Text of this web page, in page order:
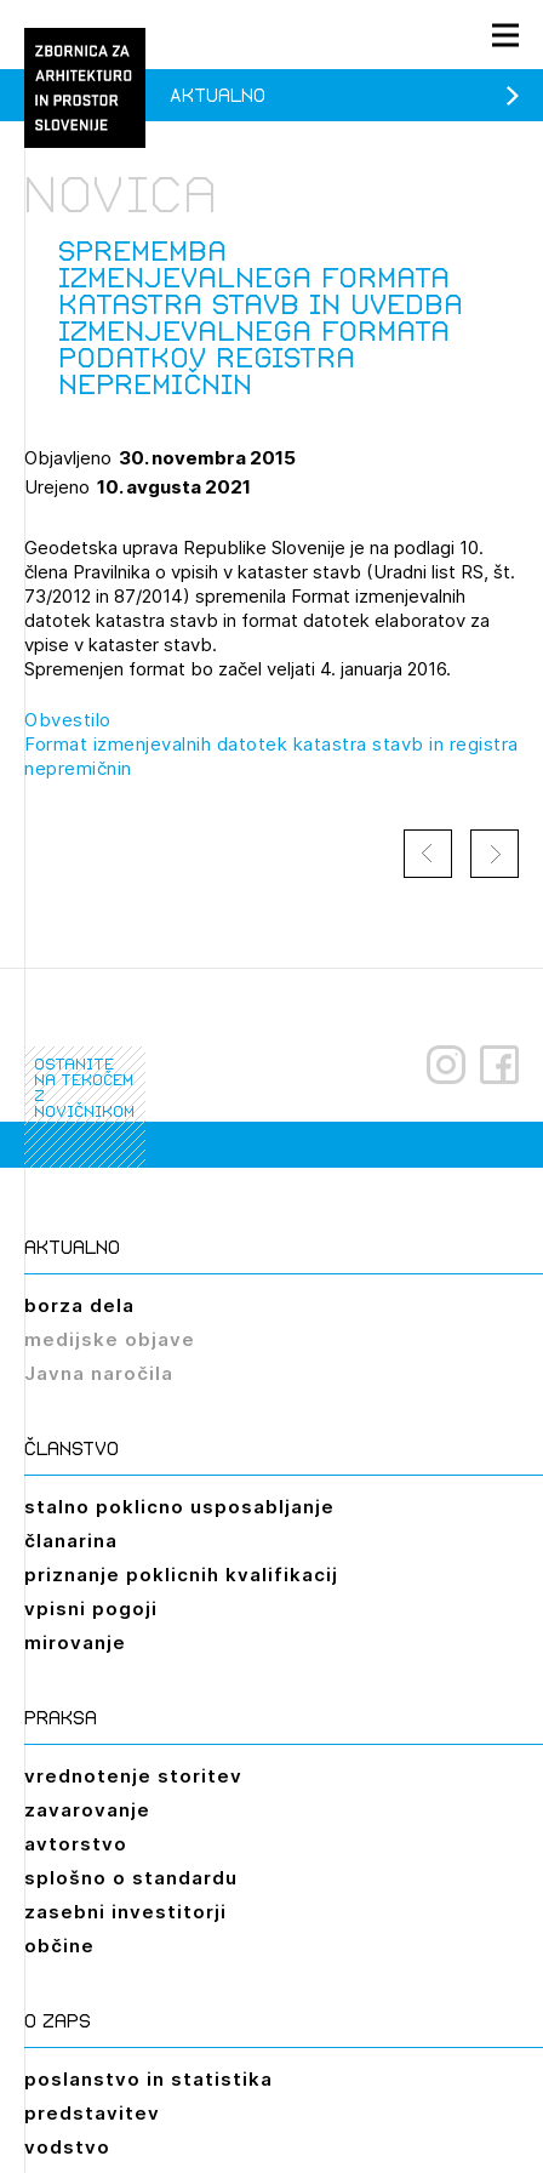
PRIJAVA
Članstvo
Praksa
O ZAPS
Izbrana vsebina je namenjena le ZAPS
registriranim uporabnikom. Da lahko do nje
dostopate, se je potrebno prijaviti.
1/1
Pozdravljeni
Prijavite se s svojim ZAPS uporabniškim imenom in geslom.
PRIJAVITE SE
POZABLJENO GESLO
Sprememba
izmenjevalnega formata
katastra stavb in uvedba
izmenjevalnega formata
podatkov registra
nepremičnin
Novica
Aktualno
Objavljeno 30. novembra 2015
Urejeno 10. avgusta 2021
Geodetska uprava Republike Slovenije je na podlagi 10.
člena Pravilnika o vpisih v kataster stavb (Uradni list RS, št.
73/2012 in 87/2014) spremenila Format izmenjevalnih
datotek katastra stavb in format datotek elaboratov za
vpise v kataster stavb.
Spremenjen format bo začel veljati 4. januarja 2016.
Obvestilo
Format izmenjevalnih datotek katastra stavb in registra
nepremičnin
ostanite
na tekočem
z
novičnikom
aktualno
borza dela
medijske objave
Javna naročila
članstvo
stalno poklicno usposabljanje
članarina
priznanje poklicnih kvalifikacij
vpisni pogoji
mirovanje
praksa
vrednotenje storitev
zavarovanje
avtorstvo
splošno o standardu
zasebni investitorji
občine
O zaps
poslanstvo in statistika
predstavitev
vodstvo
1/2
Prijava na novičnik
Ostanite na tekočem z novicami in se naročite na
Novičnike. Označite svojo izbiro.
Novičnike vam bomo pošiljali na vaš elektronski naslov.
Mesečni novičnik
Novičnik natečajev
Tedenski novičnik javnih naročil
Dnevne medijske objave